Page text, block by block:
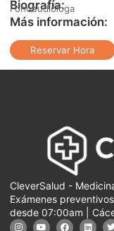
Biografía:
Fonoaudióloga
Más información:
Reservar Hora
CleverSalud -
Exámenes
desde 07:00am |